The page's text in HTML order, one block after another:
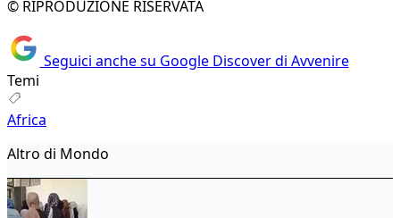
© RIPRODUZIONE RISERVATA
Seguici anche su Google Discover di Avvenire
Temi
Africa
Altro di Mondo